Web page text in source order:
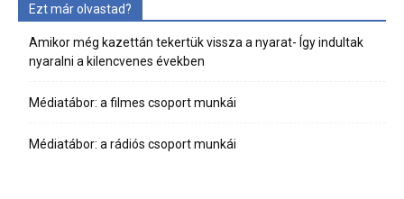
Ezt már olvastad?
Amikor még kazettán tekertük vissza a nyarat- Így indultak
nyaralni a kilencvenes években
Médiatábor: a filmes csoport munkái
Médiatábor: a rádiós csoport munkái